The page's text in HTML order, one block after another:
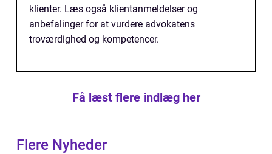
klienter. Læs også klientanmeldelser og
anbefalinger for at vurdere advokatens
troværdighed og kompetencer.
Få læst flere indlæg her
Flere Nyheder